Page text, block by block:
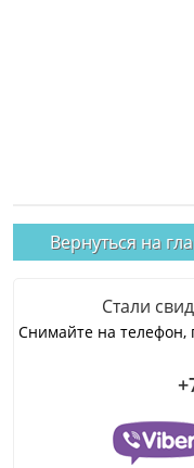
Вернуться на
Стали
Снимайте на телефон,